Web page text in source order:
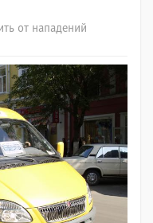
от нападений